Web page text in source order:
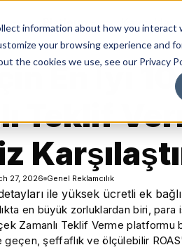
information about how you interact
your browsing experience and
the cookies we use, see our Privacy
Platform Kaynaklar
En İyi 10
Teklif
27, 2026 Genel Reklamcılık
en büyük zorluklardan biri,
Zamanlı Teklif Verme
şeffaflık ve ölçülebilir